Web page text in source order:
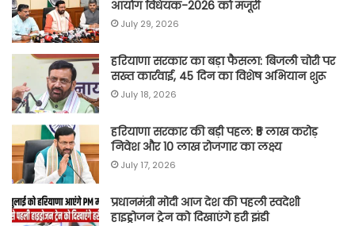
आयोग विधेयक-2026 को मंजूरी
July 29, 2026
हरियाणा सरकार का बड़ा फैसला: बिजली चोरी पर
सख्त कार्रवाई, 45 दिन का विशेष अभियान शुरू
July 18, 2026
हरियाणा सरकार की बड़ी पहल: ₹5 लाख करोड़
निवेश और 10 लाख रोजगार का लक्ष्य
July 17, 2026
प्रधानमंत्री मोदी आज देश की पहली स्वदेशी
हाइड्रोजन ट्रेन को दिखाएंगे हरी झंडी